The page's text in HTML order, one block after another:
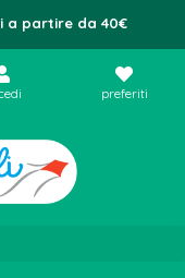
a partire da 40€
preferiti